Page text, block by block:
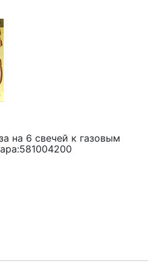
на 6 свечей к газовым